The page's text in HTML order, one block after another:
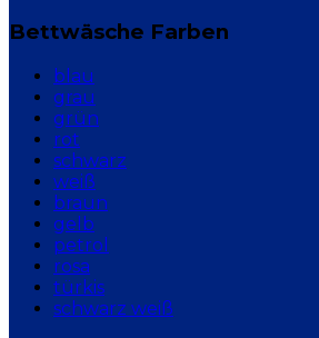
Bettwäsche Farben
blau
grau
grün
rot
schwarz
weiß
braun
gelb
petrol
rosa
türkis
schwarz weiß